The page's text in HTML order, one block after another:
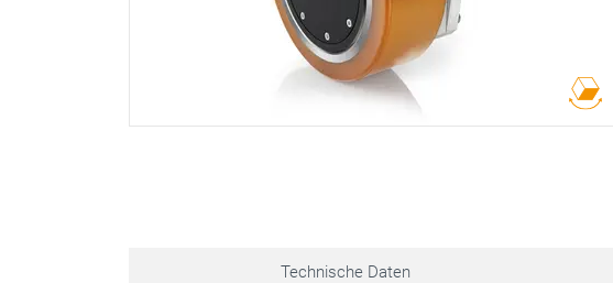
Technische Daten